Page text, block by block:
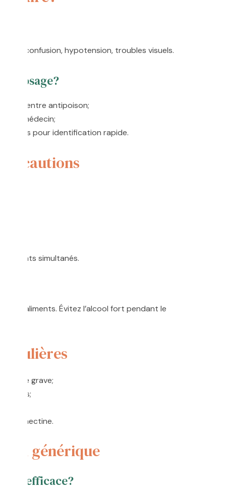
confusion, hypotension, troubles visuels.
un centre antipoison;
médecin;
notices pour identification rapide.
simultanés.
les aliments. Évitez l’alcool fort pendant le
rénale grave;
l’Ivermectine.
générique
efficace?